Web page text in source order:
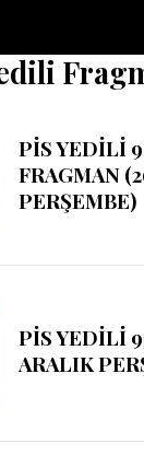
PİS YEDİLİ
FRAGMAN
PERŞEMBE)
PİS YEDİLİ
ARALIK